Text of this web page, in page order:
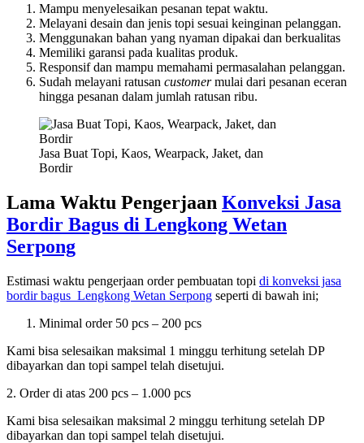
Mampu menyelesaikan pesanan tepat waktu.
Melayani desain dan jenis topi sesuai keinginan pelanggan.
Menggunakan bahan yang nyaman dipakai dan berkualitas
Memiliki garansi pada kualitas produk.
Responsif dan mampu memahami permasalahan pelanggan.
Sudah melayani ratusan customermulai dari pesanan eceran
hingga pesanan dalam jumlah ratusan ribu.
Jasa Buat Topi, Kaos, Wearpack, Jaket, dan
Bordir
Lama Waktu Pengerjaan Konveksi Jasa
Bordir Bagus di Lengkong Wetan
Serpong
Estimasi waktu pengerjaan order pembuatan topi di konveksi jasa
bordir bagus Lengkong Wetan Serpong seperti di bawah ini;
Minimal order 50 pcs – 200 pcs
Kami bisa selesaikan maksimal 1 minggu terhitung setelah DP
dibayarkan dan topi sampel telah disetujui.
2. Order di atas 200 pcs – 1.000 pcs
Kami bisa selesaikan maksimal 2 minggu terhitung setelah DP
dibayarkan dan topi sampel telah disetujui.